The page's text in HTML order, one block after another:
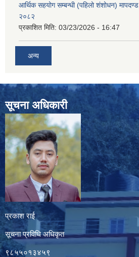
आर्थिक सहयोग सम्बन्धी (पहिलो शंशोधन) मापदण्ड,
२०८२
प्रकाशित मिति: 03/23/2026 - 16:47
अन्य
सूचना अधिकारी
प्रकाश राई
सूचना प्रविधि अधिकृत
९८५५०१३४५९